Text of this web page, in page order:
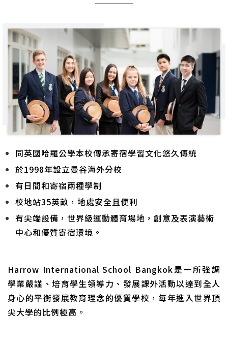
同英國哈羅公學本校傳承寄宿學習文化悠久傳統
於1998年設立曼谷海外分校
有日間和寄宿兩種學制
校地站35英畝，地處安全且便利
有尖端設備，世界級運動體育場地，創意及表演藝術
中心和優質寄宿環境。
Harrow International School Bangkok是一所強調
學業嚴謹、培育學生領導力、發展課外活動以達到全人
身心的平衡發展教育理念的優質學校，每年進入世界頂
尖大學的比例極高。